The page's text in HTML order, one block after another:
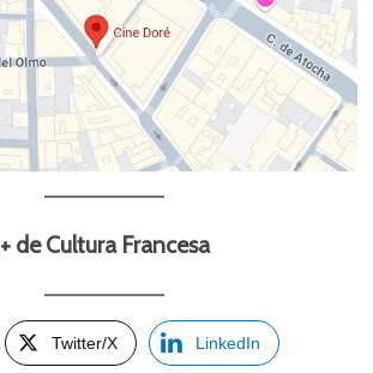
+ de Cultura Francesa
Twitter/X LinkedIn